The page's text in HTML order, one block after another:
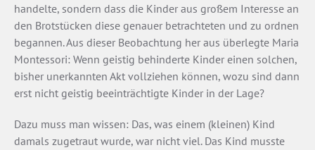
handelte, sondern dass die Kinder aus großem Interesse an
den Brotstücken diese genauer betrachteten und zu ordnen
begannen. Aus dieser Beobachtung her­ aus überlegte Maria
Montessori: Wenn geistig behinderte Kinder einen solchen,
bisher unerkannten Akt vollziehen können, wozu sind dann
erst nicht geistig beeinträchtigte Kinder in der Lage?
Dazu muss man wissen: Das, was einem (kleinen) Kind
damals zugetraut wurde, war nicht viel. Das Kind musste